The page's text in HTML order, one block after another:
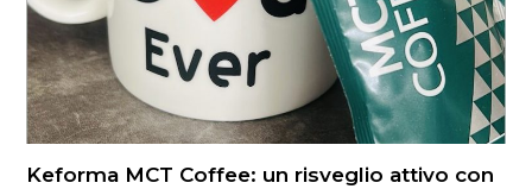
Keforma MCT Coffee: un risveglio attivo con